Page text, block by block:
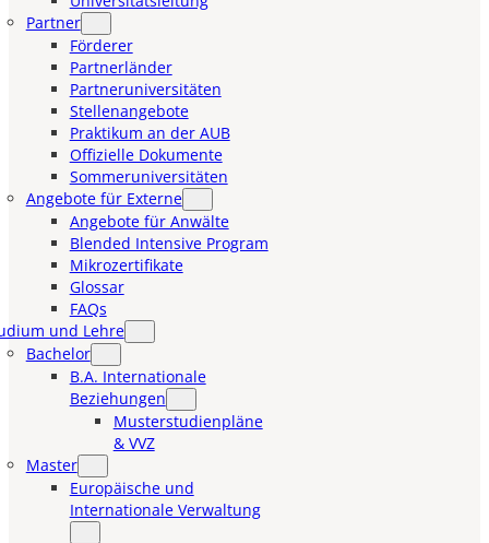
Partner
Förderer
Partnerländer
Partneruniversitäten
Stellenangebote
Praktikum an der AUB
Offizielle Dokumente
Sommeruniversitäten
Angebote für Externe
Angebote für Anwälte
Blended Intensive Program
Mikrozertifikate
Glossar
FAQs
und Lehre
Bachelor
B.A. Internationale
Beziehungen
Musterstudienpläne
& VVZ
Master
Europäische und
Internationale Verwaltung